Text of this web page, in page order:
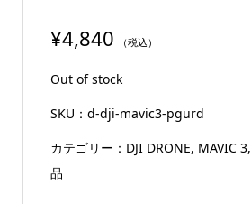
¥4,840 （税込）
Out of stock
SKU： d-dji-mavic3-pgurd
カテゴリー： DJI DRONE, MAVIC 3,
品